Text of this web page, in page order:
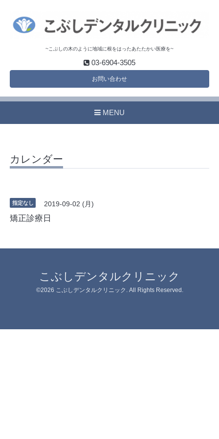
~こぶしの木のように地域に根をはったあたたかい医療を~
03-6904-3505
お問い合わせ
MENU
カレンダー
指定なし 2019-09-02 (月)
矯正診療日
こぶしデンタルクリニック
©2026 こぶしデンタルクリニック . All Rights Reserved.